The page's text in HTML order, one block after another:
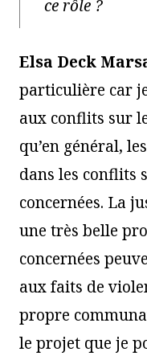
ce rôle ?
Elsa Deck
particulière car
aux conflits sur
qu’en général,
dans les conflits
concernées. La
une très belle
concernées
aux faits de
propre
le projet que je